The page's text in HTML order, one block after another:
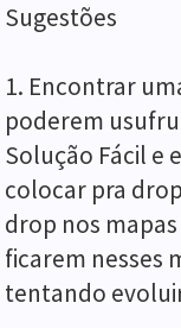
Sugestões
1. Encontrar
poderem
Solução Fácil e
colocar pra
drop nos
ficarem nesses
tentando